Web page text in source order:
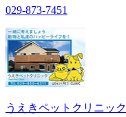
029-873-7451
うえきペットクリニック